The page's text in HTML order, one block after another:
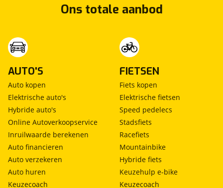
Ons totale aanbod
AUTO'S
Auto kopen
Elektrische auto's
Hybride auto's
Online Autoverkoopservice
Inruilwaarde berekenen
Auto financieren
Auto verzekeren
Auto huren
Keuzecoach
FIETSEN
Fiets kopen
Elektrische fietsen
Speed pedelecs
Stadsfiets
Racefiets
Mountainbike
Hybride fiets
Keuzehulp e-bike
Keuzecoach